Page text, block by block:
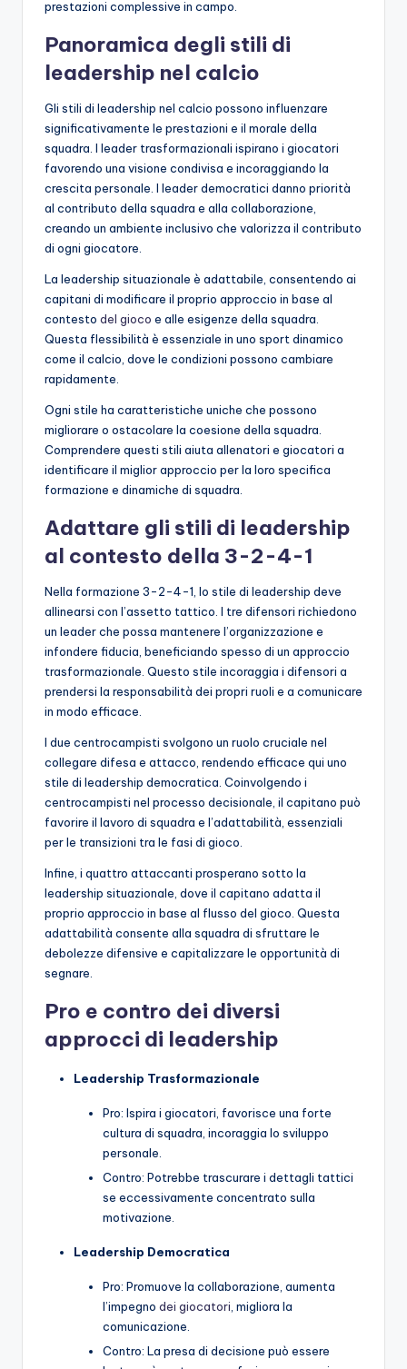
prestazioni complessive in campo.
Panoramica degli stili di
leadership nel calcio
Gli stili di leadership nel calcio possono influenzare
significativamente le prestazioni e il morale della
squadra. I leader trasformazionali ispirano i giocatori
favorendo una visione condivisa e incoraggiando la
crescita personale. I leader democratici danno priorità
al contributo della squadra e alla collaborazione,
creando un ambiente inclusivo che valorizza il contributo
di ogni giocatore.
La leadership situazionale è adattabile, consentendo ai
capitani di modificare il proprio approccio in base al
contesto del gioco e alle esigenze della squadra.
Questa flessibilità è essenziale in uno sport dinamico
come il calcio, dove le condizioni possono cambiare
rapidamente.
Ogni stile ha caratteristiche uniche che possono
migliorare o ostacolare la coesione della squadra.
Comprendere questi stili aiuta allenatori e giocatori a
identificare il miglior approccio per la loro specifica
formazione e dinamiche di squadra.
Adattare gli stili di leadership
al contesto della 3-2-4-1
Nella formazione 3-2-4-1, lo stile di leadership deve
allinearsi con l’assetto tattico. I tre difensori richiedono
un leader che possa mantenere l’organizzazione e
infondere fiducia, beneficiando spesso di un approccio
trasformazionale. Questo stile incoraggia i difensori a
prendersi la responsabilità dei propri ruoli e a comunicare
in modo efficace.
I due centrocampisti svolgono un ruolo cruciale nel
collegare difesa e attacco, rendendo efficace qui uno
stile di leadership democratica. Coinvolgendo i
centrocampisti nel processo decisionale, il capitano può
favorire il lavoro di squadra e l’adattabilità, essenziali
per le transizioni tra le fasi di gioco.
Infine, i quattro attaccanti prosperano sotto la
leadership situazionale, dove il capitano adatta il
proprio approccio in base al flusso del gioco. Questa
adattabilità consente alla squadra di sfruttare le
debolezze difensive e capitalizzare le opportunità di
segnare.
Pro e contro dei diversi
approcci di leadership
Leadership Trasformazionale
Pro: Ispira i giocatori, favorisce una forte
cultura di squadra, incoraggia lo sviluppo
personale.
Contro: Potrebbe trascurare i dettagli tattici
se eccessivamente concentrato sulla
motivazione.
Leadership Democratica
Pro: Promuove la collaborazione, aumenta
l’impegno dei giocatori , migliora la
comunicazione.
Contro: La presa di decisione può essere